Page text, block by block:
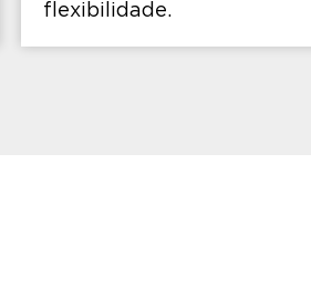
flexibilidade.